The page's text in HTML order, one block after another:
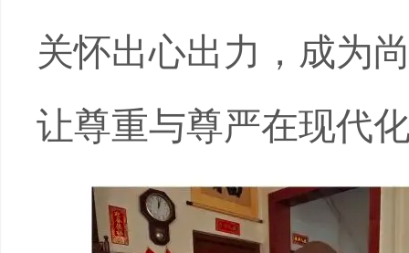
关怀出心出力，成为
让尊重与尊严在现代